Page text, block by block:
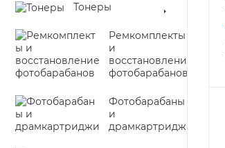
Тонеры
Ремкомплекты
и
восстановление
фотобарабанов
Фотобарабаны
и
драмкартриджи